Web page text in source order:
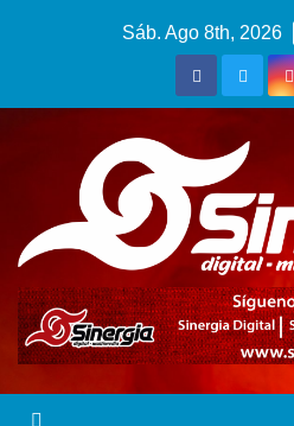
Sáb. Ago 8th, 2026